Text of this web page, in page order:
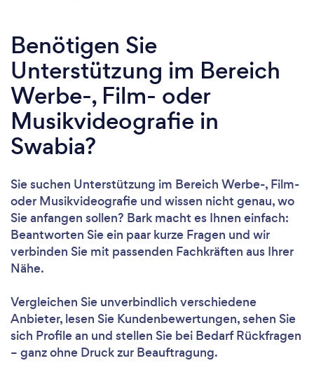
Benötigen Sie
Unterstützung im Bereich
Werbe-, Film- oder
Musikvideografie in
Swabia?
Sie suchen Unterstützung im Bereich Werbe-, Film-
oder Musikvideografie und wissen nicht genau, wo
Sie anfangen sollen? Bark macht es Ihnen einfach:
Beantworten Sie ein paar kurze Fragen und wir
verbinden Sie mit passenden Fachkräften aus Ihrer
Nähe.
Vergleichen Sie unverbindlich verschiedene
Anbieter, lesen Sie Kundenbewertungen, sehen Sie
sich Profile an und stellen Sie bei Bedarf Rückfragen
– ganz ohne Druck zur Beauftragung.